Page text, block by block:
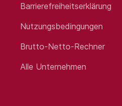
Barrierefreiheitserklärung
Nutzungsbedingungen
Brutto-Netto-Rechner
Alle Unternehmen